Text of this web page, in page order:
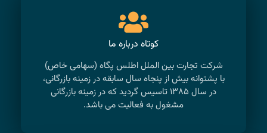
کوتاه درباره ما
شرکت تجارت بین الملل اطلس پگاه (سهامی خاص)
با پشتوانه بیش از پنجاه سال سابقه در زمینه بازرگانی،
در سال ۱۳۸۵ تاسیس گردید که در زمینه بازرگانی
مشغول به فعالیت می باشد.